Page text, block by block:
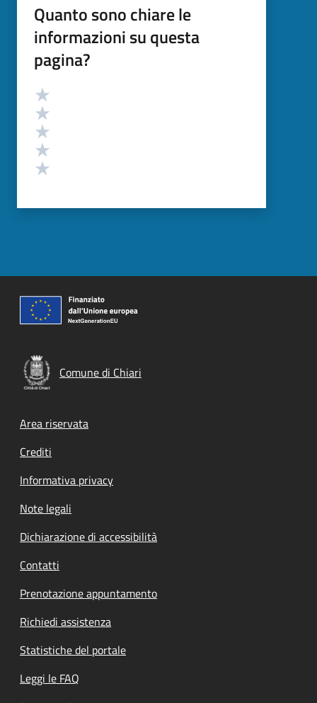
Quanto sono chiare le
informazioni su questa
pagina?
Valutazione
Comune di Chiari
Footer menu
Area riservata
Crediti
Informativa privacy
Note legali
Dichiarazione di accessibilità
Contatti
Prenotazione appuntamento
Richiedi assistenza
Statistiche del portale
Leggi le FAQ